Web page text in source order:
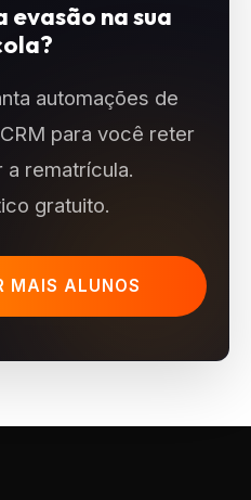
evasão na sua
automações de
para você reter
a rematrícula.
gratuito.
MAIS ALUNOS